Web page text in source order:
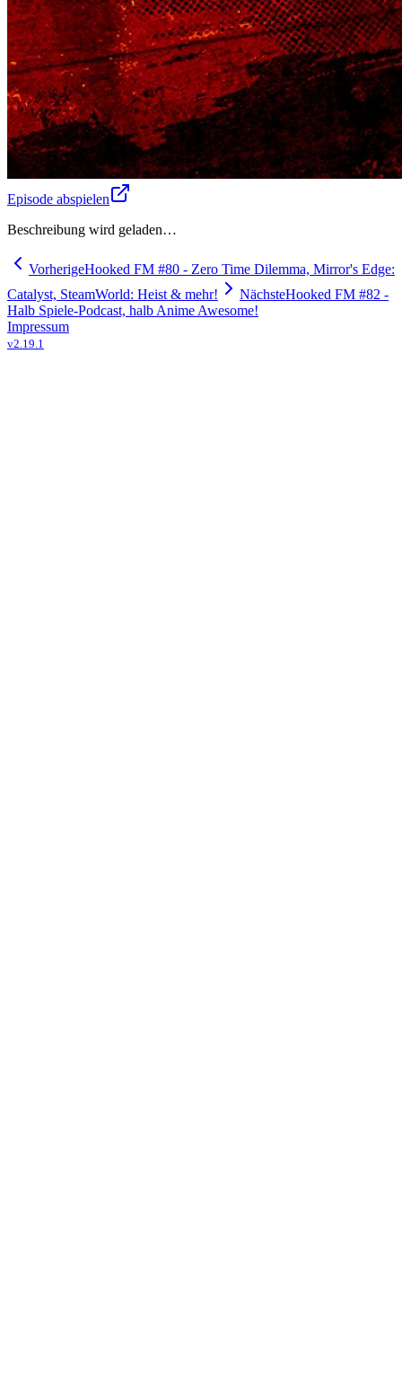
Episode abspielen
Beschreibung wird geladen…
VorherigeHooked FM #80 - Zero Time Dilemma, Mirror's Edge:
Catalyst, SteamWorld: Heist & mehr!
NächsteHooked FM #82 -
Halb Spiele-Podcast, halb Anime Awesome!
Impressum
v2.19.1